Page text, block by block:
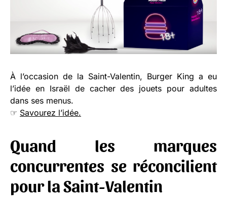
À l’occasion de la Saint-Valentin, Burger King a eu
l’idée en Israël de cacher des jouets pour adultes
dans ses menus.
☞ Savourez l’idée.
Quand les marques
concurrentes se réconcilient
pour la Saint-Valentin